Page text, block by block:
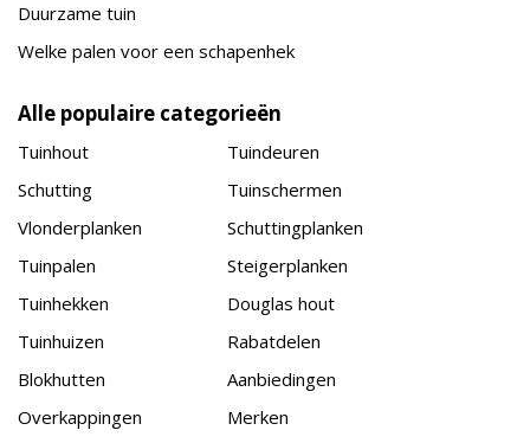
Duurzame tuin
Welke palen voor een schapenhek
Alle populaire categorieën
Tuinhout
Schutting
Vlonderplanken
Tuinpalen
Tuinhekken
Tuinhuizen
Blokhutten
Overkappingen
Tuindeuren
Tuinschermen
Schuttingplanken
Steigerplanken
Douglas hout
Rabatdelen
Aanbiedingen
Merken